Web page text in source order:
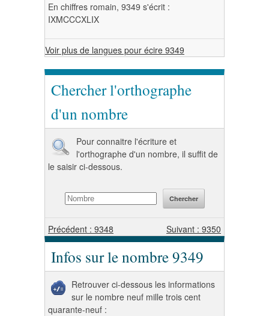
En chiffres romain, 9349 s'écrit :
IXMCCCXLIX
Voir plus de langues pour écire 9349
Chercher l'orthographe
d'un nombre
Pour connaitre l'écriture et
l'orthographe d'un nombre, il suffit de
le saisir ci-dessous.
Précédent : 9348 Suivant : 9350
Infos sur le nombre 9349
Retrouver ci-dessous les informations
sur le nombre neuf mille trois cent
quarante-neuf :